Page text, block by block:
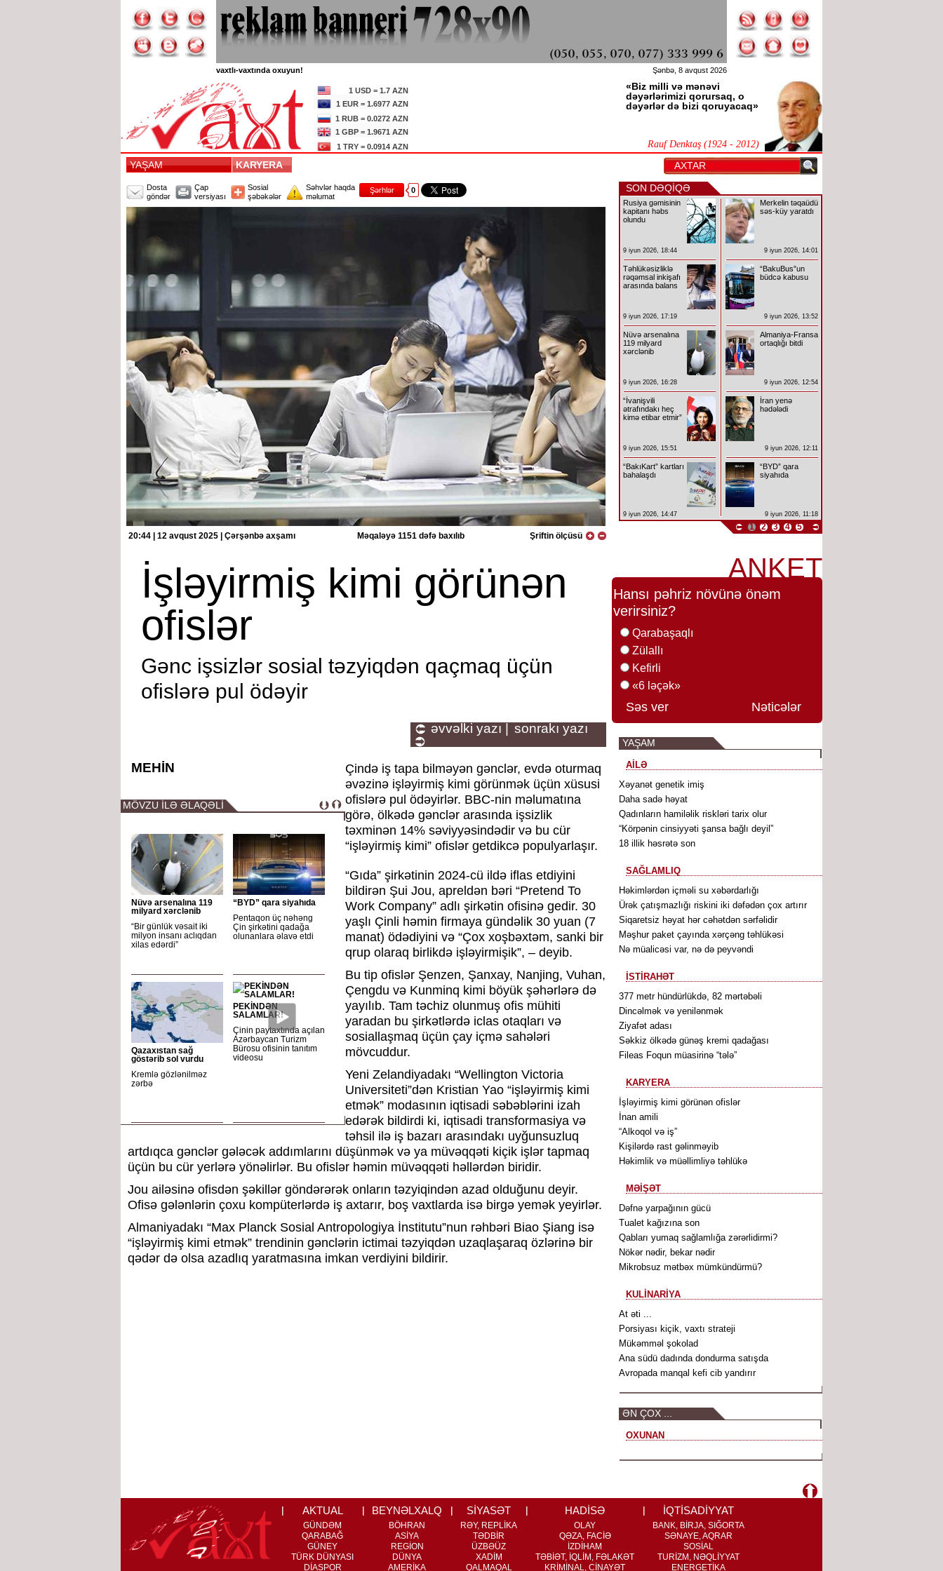
vaxtlı-vaxtında oxuyun! Şənbə, 8 avqust 2026
1 USD = 1.7 AZN
1 EUR = 1.6977 AZN
1 RUB = 0.0272 AZN
1 GBP = 1.9671 AZN
1 TRY = 0.0914 AZN
«Biz milli və mənəvi
dəyərlərimizi qorursaq, o
dəyərlər də bizi qoruyacaq»
Rauf Denktaş (1924 - 2012)
YAŞAM KARYERA
Dosta
göndər
Çap
versiyası
Sosial
şəbəkələr
Səhvlər haqda
məlumat
Şərhlər 0
20:44 | 12 avqust 2025 | Çərşənbə axşamı Məqaləyə 1151 dəfə baxılıb Şriftin ölçüsü
İşləyirmiş kimi görünən
ofislər
Gənc işsizlər sosial təzyiqdən qaçmaq üçün
ofislərə pul ödəyir
əvvəlki yazı | sonrakı yazı
MEHİN
MÖVZU İLƏ ƏLAQƏLİ
Nüvə arsenalına 119
milyard xərclənib
“Bir günlük vəsait iki
milyon insanı aclıqdan
xilas edərdi”
“BYD” qara siyahıda
Pentaqon üç nəhəng
Çin şirkətini qadağa
olunanlara əlavə etdi
Qazaxıstan sağ
göstərib sol vurdu
Kremlə gözlənilməz
zərbə
PEKİNDƏN
SALAMLAR!
Çinin paytaxtında açılan
Azərbaycan Turizm
Bürosu ofisinin tanıtım
videosu
Çində iş tapa bilməyən gənclər, evdə oturmaq
əvəzinə işləyirmiş kimi görünmək üçün xüsusi
ofislərə pul ödəyirlər. BBC-nin məlumatına
görə, ölkədə gənclər arasında işsizlik
təxminən 14% səviyyəsindədir və bu cür
“işləyirmiş kimi” ofislər getdikcə populyarlaşır.
“Gıda” şirkətinin 2024-cü ildə iflas etdiyini
bildirən Şui Jou, apreldən bəri “Pretend To
Work Company” adlı şirkətin ofisinə gedir. 30
yaşlı Çinli həmin firmaya gündəlik 30 yuan (7
manat) ödədiyini və “Çox xoşbəxtəm, sanki bir
qrup olaraq birlikdə işləyirmişik”, – deyib.
Bu tip ofislər Şenzen, Şanxay, Nanjing, Vuhan,
Çengdu və Kunminq kimi böyük şəhərlərə də
yayılıb. Tam təchiz olunmuş ofis mühiti
yaradan bu şirkətlərdə iclas otaqları və
sosiallaşmaq üçün çay içmə sahələri
mövcuddur.
Yeni Zelandiyadakı “Wellington Victoria
Universiteti”dən Kristian Yao “işləyirmiş kimi
etmək” modasının iqtisadi səbəblərini izah
edərək bildirdi ki, iqtisadi transformasiya və
təhsil ilə iş bazarı arasındakı uyğunsuzluq
artdıqca gənclər gələcək addımlarını düşünmək və ya müvəqqəti kiçik işlər tapmaq
üçün bu cür yerlərə yönəlirlər. Bu ofislər həmin müvəqqəti həllərdən biridir.
Jou ailəsinə ofisdən şəkillər göndərərək onların təzyiqindən azad olduğunu deyir.
Ofisə gələnlərin çoxu kompüterlərdə iş axtarır, boş vaxtlarda isə birgə yemək yeyirlər.
Almaniyadakı “Max Planck Sosial Antropologiya İnstitutu”nun rəhbəri Biao Şiang isə
“işləyirmiş kimi etmək” trendinin gənclərin ictimai təzyiqdən uzaqlaşaraq özlərinə bir
qədər də olsa azadlıq yaratmasına imkan verdiyini bildirir.
SON DƏQİQƏ
Rusiya gəmisinin
kapitanı həbs
olundu
9 iyun 2026, 18:44
Təhlükəsizliklə
rəqəmsal inkişafı
arasında balans
9 iyun 2026, 17:19
Nüvə arsenalına
119 milyard
xərclənib
9 iyun 2026, 16:28
“İvanişvili
ətrafındakı heç
kimə etibar etmir”
9 iyun 2026, 15:51
“BakıKart” kartları
bahalaşdı
9 iyun 2026, 14:47
Merkelin təqaüdü
səs-küy yaratdı
9 iyun 2026, 14:01
“BakuBus”un
büdcə kabusu
9 iyun 2026, 13:52
Almaniya-Fransa
ortaqlığı bitdi
9 iyun 2026, 12:54
İran yenə
hədələdi
9 iyun 2026, 12:11
“BYD” qara
siyahıda
9 iyun 2026, 11:18
1 2 3 4 5
ANKET
Hansı pəhriz növünə önəm
verirsiniz?
Qarabaşaqlı
Zülallı
Kefirli
«6 ləçək»
Səs ver Nəticələr
YAŞAM
AİLƏ
Xəyanət genetik imiş
Daha sadə həyat
Qadınların hamiləlik riskləri tarix olur
“Körpənin cinsiyyəti şansa bağlı deyil”
18 illik həsrətə son
SAĞLAMLIQ
Həkimlərdən içməli su xəbərdarlığı
Ürək çatışmazlığı riskini iki dəfədən çox artırır
Siqaretsiz həyat hər cəhətdən sərfəlidir
Məşhur paket çayında xərçəng təhlükəsi
Nə müalicəsi var, nə də peyvəndi
İSTİRAHƏT
377 metr hündürlükdə, 82 mərtəbəli
Dincəlmək və yenilənmək
Ziyafət adası
Səkkiz ölkədə günəş kremi qadağası
Fileas Foqun müasirinə “tələ”
KARYERA
İşləyirmiş kimi görünən ofislər
İnan amili
“Alkoqol və iş”
Kişilərdə rast gəlinməyib
Həkimlik və müəllimliyə təhlükə
MƏİŞƏT
Dəfnə yarpağının gücü
Tualet kağızına son
Qabları yumaq sağlamlığa zərərlidirmi?
Nökər nədir, bekar nədir
Mikrobsuz mətbəx mümkündürmü?
KULİNARİYA
At əti ...
Porsiyası kiçik, vaxtı strateji
Mükəmməl şokolad
Ana südü dadında dondurma satışda
Avropada manqal kefi cib yandırır
ƏN ÇOX ...
OXUNAN
AKTUAL
GÜNDƏM
QARABAĞ
GÜNEY
TÜRK DÜNYASI
DİASPOR
BEYNƏLXALQ
BÖHRAN
ASİYA
REGİON
DÜNYA
AMERİKA
SİYASƏT
RƏY, REPLİKA
TƏDBİR
ÜZBƏÜZ
XADİM
QALMAQAL
HADİSƏ
OLAY
QƏZA, FACİƏ
İZDİHAM
TƏBİƏT, İQLİM, FƏLAKƏT
KRİMİNAL, CİNAYƏT
İQTİSADİYYAT
BANK, BİRJA, SIĞORTA
SƏNAYE, AQRAR
SOSİAL
TURİZM, NƏQLİYYAT
ENERGETİKA